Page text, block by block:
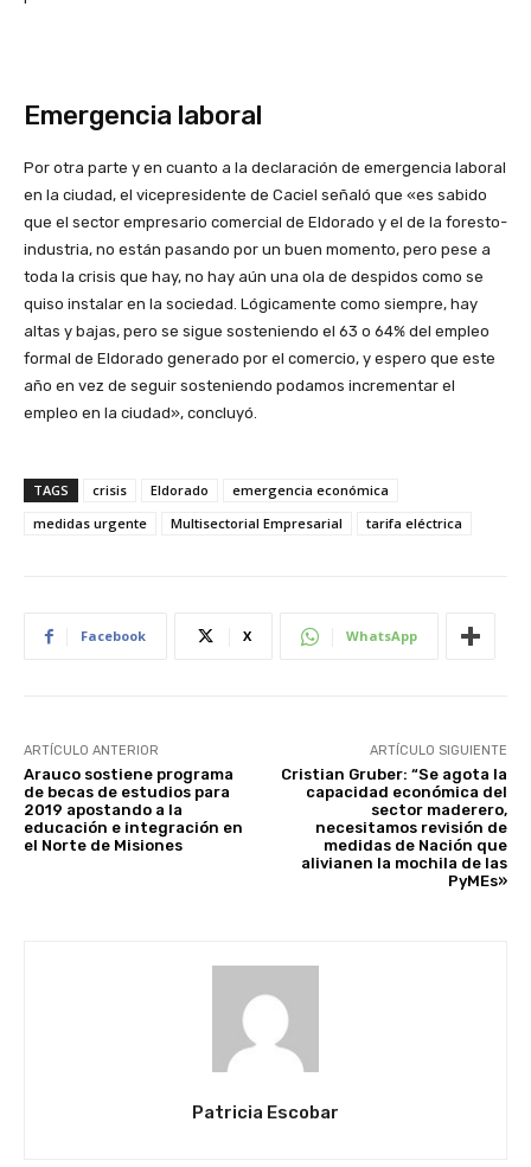
Emergencia laboral
Por otra parte y en cuanto a la declaración de emergencia laboral
en la ciudad, el vicepresidente de Caciel señaló que «es sabido
que el sector empresario comercial de Eldorado y el de la foresto-
industria, no están pasando por un buen momento, pero pese a
toda la crisis que hay, no hay aún una ola de despidos como se
quiso instalar en la sociedad. Lógicamente como siempre, hay
altas y bajas, pero se sigue sosteniendo el 63 o 64% del empleo
formal de Eldorado generado por el comercio, y espero que este
año en vez de seguir sosteniendo podamos incrementar el
empleo en la ciudad», concluyó.
TAGS crisis Eldorado
emergencia económica
medidas urgente
Multisectorial Empresarial tarifa eléctrica
Facebook X WhatsApp
ARTÍCULO ANTERIOR
Arauco sostiene programa
de becas de estudios para
2019 apostando a la
educación e integración en
el Norte de Misiones
ARTÍCULO SIGUIENTE
Cristian Gruber: “Se agota la
capacidad económica del
sector maderero,
necesitamos revisión de
medidas de Nación que
alivianen la mochila de las
PyMEs»
Patricia Escobar